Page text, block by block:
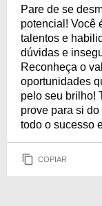
Pare de se
potencial! Você
talentos e
dúvidas e
Reconheça o
oportunidades
pelo seu brilho!
prove para si
todo o sucesso
COPIAR